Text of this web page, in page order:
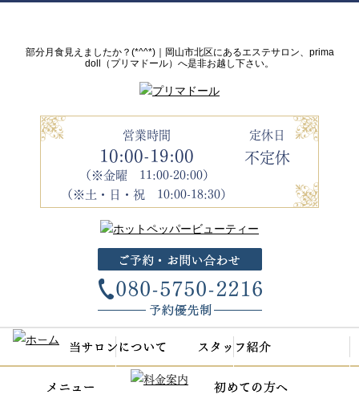
部分月食見えましたか？(*^^*)｜岡山市北区にあるエステサロン、prima
doll（プリマドール）へ是非お越し下さい。
営業時間
10:00-19:00
（※金曜 11:00-20:00）
（※土・日・祝 10:00-18:30）
定休日
不定休